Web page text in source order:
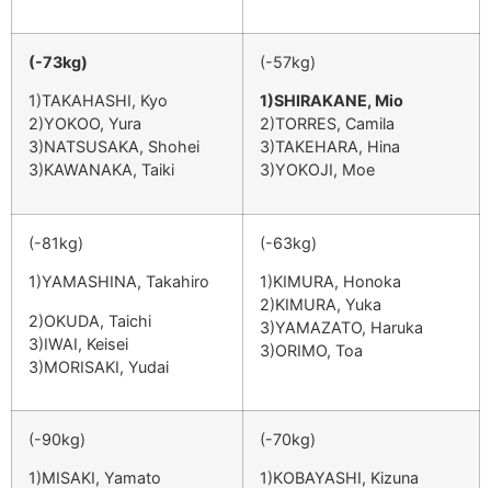
(-73kg)
1)TAKAHASHI, Kyo
2)YOKOO, Yura
3)NATSUSAKA, Shohei
3)KAWANAKA, Taiki
(-57kg)
1)SHIRAKANE, Mio
2)TORRES, Camila
3)TAKEHARA, Hina
3)YOKOJI, Moe
(-81kg)
1)YAMASHINA, Takahiro
2)OKUDA, Taichi
3)IWAI, Keisei
3)MORISAKI, Yudai
(-63kg)
1)KIMURA, Honoka
2)KIMURA, Yuka
3)YAMAZATO, Haruka
3)ORIMO, Toa
(-90kg)
1)MISAKI, Yamato
(-70kg)
1)KOBAYASHI, Kizuna